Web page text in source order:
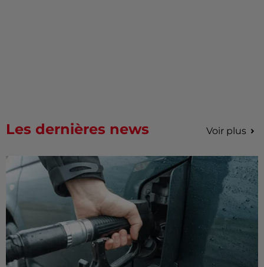
Les dernières news Voir plus